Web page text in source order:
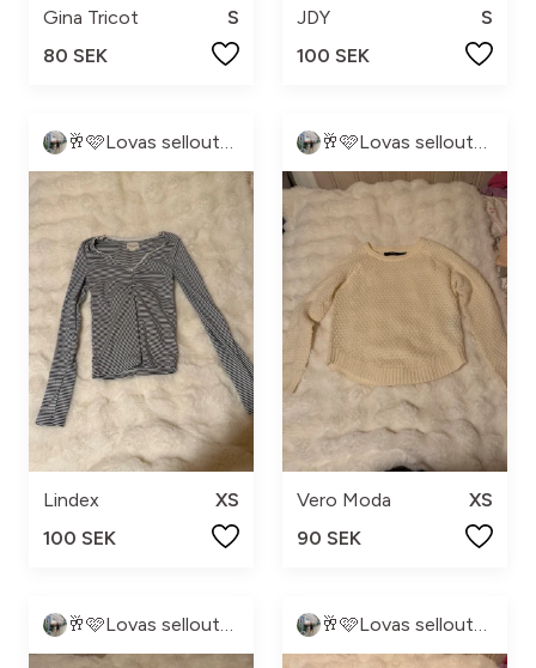
Gina Tricot
S
80 SEK
JDY
S
100 SEK
🥂🩷Lovas sellout🩷🥂
Lindex
XS
100 SEK
🥂🩷Lovas sellout🩷🥂
Vero Moda
XS
90 SEK